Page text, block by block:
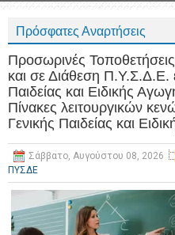
Πρόσφατες Αναρτήσεις
Προσωρινές
και σε Διάθεση Π.Υ.Σ.Δ.Ε.
Παιδείας και Ειδικής
Πίνακες λειτουργικών
Γενικής Παιδείας και
Σάββατο, Αυγούστου 08, 2026
ΠΥΣΔΕ